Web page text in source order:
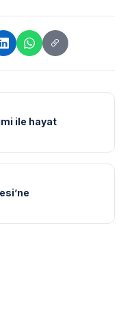
ile hayat